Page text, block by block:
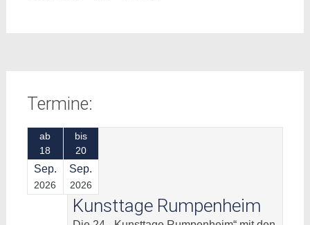
Termine:
ab
18
Sep.
2026
bis
20
Sep.
2026
Kunsttage Rumpenheim